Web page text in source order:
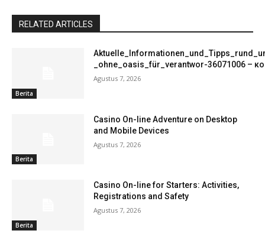
RELATED ARTICLES
Berita
_ohne_oasis_für_verantwor-36071006 –
Agustus 7, 2026
Berita
Casino On-line Adventure on Desktop
and Mobile Devices
Agustus 7, 2026
Berita
Casino On-line for Starters: Activities,
Registrations and Safety
Agustus 7, 2026